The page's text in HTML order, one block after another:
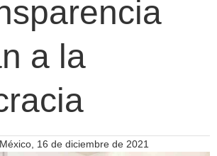
a la
16 de diciembre de 2021